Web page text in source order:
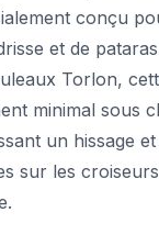
conçu
et de
Torlon,
minimal sous
un hissage
sur les